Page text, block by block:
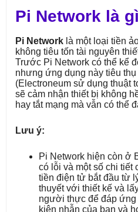
Pi Network là
Pi Network là một loại tiền
không tiêu tốn tài nguyên
Trước Pi Network có thể kể
nhưng ứng dụng này tiêu
(Electroneum sử dụng thuật
sẽ cảm nhận thiết bị không
hay tắt mạng mà vẫn có thể
Lưu ý:
Pi Network hiện còn ở
có lỗi và một số chi tiết
tiền điện tử bắt đầu từ
thuyết với thiết kế và
người thực để đáp ứng
kiên nhẫn của bạn và